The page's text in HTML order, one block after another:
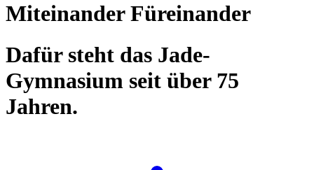
Miteinander Füreinander
Dafür steht das Jade-
Gymnasium seit über 75
Jahren.